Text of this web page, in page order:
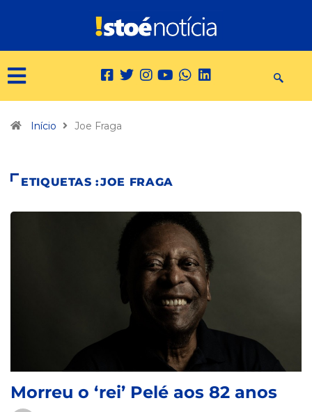
Início Joe Fraga
ETIQUETAS :JOE FRAGA
Morreu o ‘rei’ Pelé aos 82 anos